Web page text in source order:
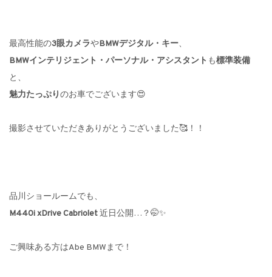
最高性能の3眼カメラやBMWデジタル・キー、
BMWインテリジェント・パーソナル・アシスタント も標準装備
と、
魅力たっぷりのお車でございます😍
撮影させていただきありがとうございました🥰！！
品川ショールームでも、
M440i xDrive Cabriolet近日公開… ？🤭✨
ご興味ある方はAbe BMWまで！